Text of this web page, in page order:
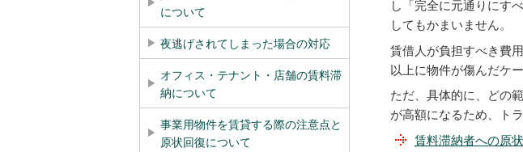
し「完全に元通りにす
してもかまいません。
賃借人が負担すべき費
以上に物件が傷んだケ
ただ、具体的に、どの
が高額になるため、ト
賃料滞納者への原
について
夜逃げされてしまった場合の対応
オフィス・テナント・店舗の賃料滞
納について
事業用物件を賃貸する際の注意点と
原状回復について